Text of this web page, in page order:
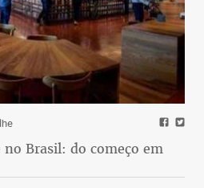
no Brasil: do começo em